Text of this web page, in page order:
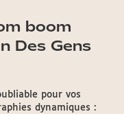
boom
Des Gens
pour vos
dynamiques :